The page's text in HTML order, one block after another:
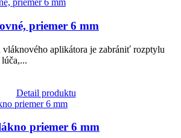
priemer 6 mm
vláknového aplikátora je zabrániť rozptylu
Detail produktu
priemer 6 mm